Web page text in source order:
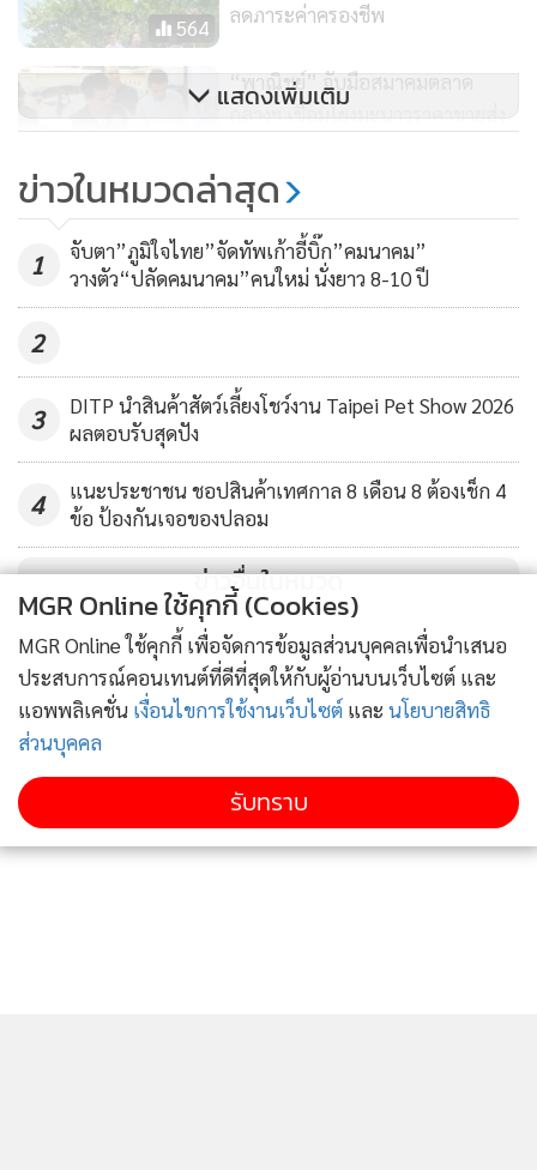
564
ลดภาระค่าครองชีพ
“พาณิชย์” จับมือสมาคมตลาด
กลางฯ เชื่อมโยงมะนาวราคาขายส่ง
41
“พาณิชย์” จับมือสมาคมตลาด
กลางฯ เชื่อมโยงมะนาวราคาขายส่ง
ผ่านรถโมบาย ช่วยลดค่าครองชีพ
แสดงเพิ่มเติม
ข่าวในหมวดล่าสุด
1
จับตา”ภูมิใจไทย”จัดทัพเก้าอี้บิ๊ก”คมนาคม”
วางตัว“ปลัดคมนาคม”คนใหม่ นั่งยาว 8-10 ปี
2
3
DITP นำสินค้าสัตว์เลี้ยงโชว์งาน Taipei Pet Show 2026
ผลตอบรับสุดปัง
4
แนะประชาชน ชอปสินค้าเทศกาล 8 เดือน 8 ต้องเช็ก 4
ข้อ ป้องกันเจอของปลอม
ข่าวอื่นในหมวด
MGR Online ใช้คุกกี้ (Cookies)
MGR Online ใช้คุกกี้ เพื่อจัดการข้อมูลส่วนบุคคลเพื่อนำเสนอ
ประสบการณ์คอนเทนต์ที่ดีที่สุดให้กับผู้อ่านบนเว็บไซต์ และ
แอพพลิเคชั่น เงื่อนไขการใช้งานเว็บไซต์ และ นโยบายสิทธิ
ส่วนบุคคล
รับทราบ